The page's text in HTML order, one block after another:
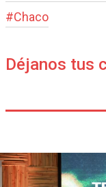
#Chaco
Déjanos tus